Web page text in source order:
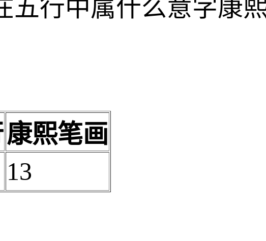
五行中属什么意字康
康熙笔画
13